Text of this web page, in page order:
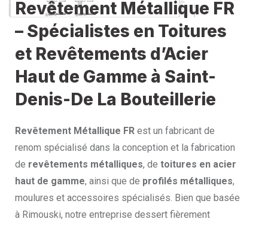
Revêtement Métallique FR
– Spécialistes en Toitures
et Revêtements d’Acier
Haut de Gamme à Saint-
Denis-De La Bouteillerie
Revêtement Métallique FR est un fabricant de
renom spécialisé dans la conception et la fabrication
de revêtements métalliques, de toitures en acier
haut de gamme, ainsi que de profilés métalliques,
moulures et accessoires spécialisés. Bien que basée
à Rimouski, notre entreprise dessert fièrement